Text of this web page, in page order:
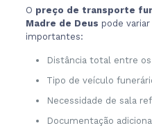
O preço de transporte
Madre de Deus pode
importantes:
Distância total entre
Tipo de veículo
Necessidade de sala
Documentação